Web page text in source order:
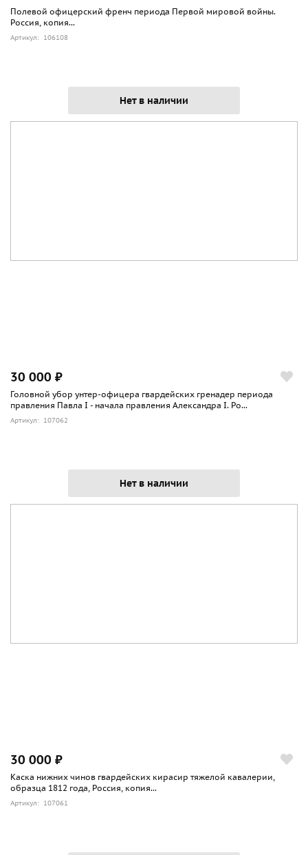
Полевой офицерский френч периода Первой мировой войны.
Россия, копия...
Артикул: 106108
Нет в наличии
30 000 ₽
Головной убор унтер-офицера гвардейских гренадер периода
правления Павла I - начала правления Александра I. Ро...
Артикул: 107062
Нет в наличии
30 000 ₽
Каска нижних чинов гвардейских кирасир тяжелой кавалерии,
образца 1812 года, Россия, копия...
Артикул: 107061